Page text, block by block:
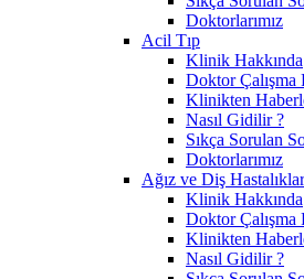
Doktorlarımız
Acil Tıp
Klinik Hakkında
Doktor Çalışma
Klinikten
Nasıl Gidilir ?
Sıkça Sorulan
Doktorlarımız
Ağız ve Diş
Klinik Hakkında
Doktor Çalışma
Klinikten
Nasıl Gidilir ?